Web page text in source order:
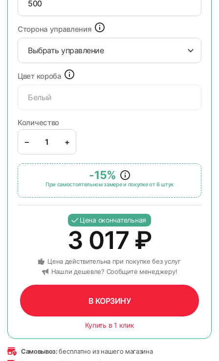
Сторона управления
Выбрать управление
Цвет короба
Белый
Количество
– +
-15%
При самостоятельном замере и покупке от 6 штук
Цена окончательная
3 017 ₽
Цена действительна при покупке без услуг
Нашли дешевле? Сообщите менеджеру!
В КОРЗИНУ
Купить в 1 клик
Самовывоз:бесплатно из нашего магазина